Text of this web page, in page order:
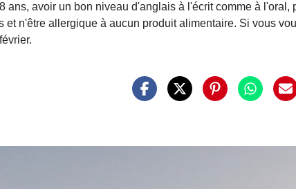
ans, avoir un bon niveau d'anglais à l'écrit comme à
n'être allergique à aucun produit alimentaire. Si vous